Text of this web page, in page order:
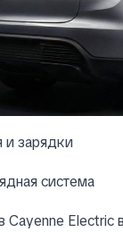
и зарядки
система
Cayenne